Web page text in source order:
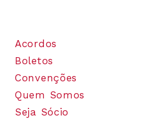
Acordos
Boletos
Convenções
Quem Somos
Seja Sócio